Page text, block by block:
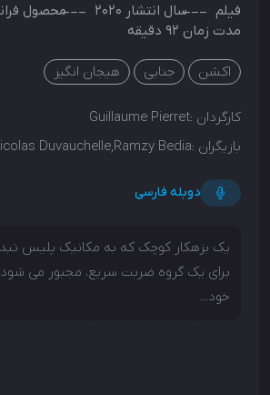
فیلم سال انتشار 2020 محصول
مدت زمان 92 دقیقه
اکشن جنایی هیجان انگیز
کارگردان :Guillaume Pierret
بازیگران :Duvauchelle,Ramzy Bedia
دوبله فارسی
یک بزهکار کوچک که به مکانیک پلیس
برای یک گروه ضربت سریع، مجبور می شود
خود...